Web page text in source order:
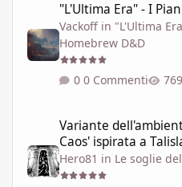
"L'Ultima Era" - I
Vackoff in "L'Ultima
Homebrew D&D
0 Commenti
Variante
Caos' ispirata a
Hero81 in Le soglie